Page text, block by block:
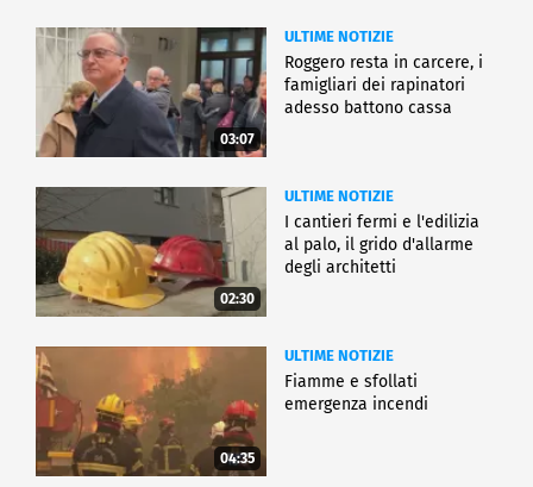
03:07
ULTIME NOTIZIE
Roggero resta in carcere, i
famigliari dei rapinatori
adesso battono cassa
02:30
ULTIME NOTIZIE
I cantieri fermi e l'edilizia
al palo, il grido d'allarme
degli architetti
04:35
ULTIME NOTIZIE
Fiamme e sfollati
emergenza incendi